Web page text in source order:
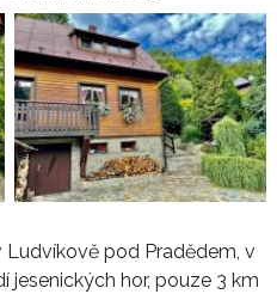
Ludvíkově pod Pradědem, v
jesenických hor, pouze 3 km